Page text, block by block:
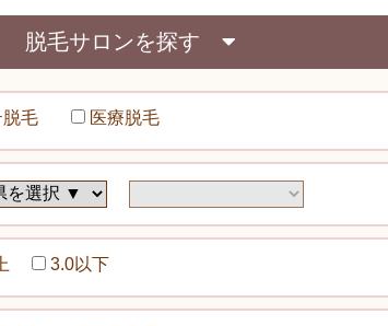
脱毛サロンを探す
毛 医療脱毛
3.0以下